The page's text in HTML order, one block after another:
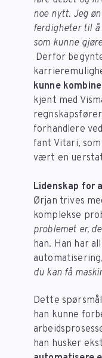
noe nytt. Jeg
ferdigheter til å
som kunne
Derfor
kunne
kjent med
forhandlere
fant Vitari,
vært en
Lidenskap for
Ørjan trives
komplekse
problemet er,
han. Han har
du kan få
Dette
han kunne
han husker